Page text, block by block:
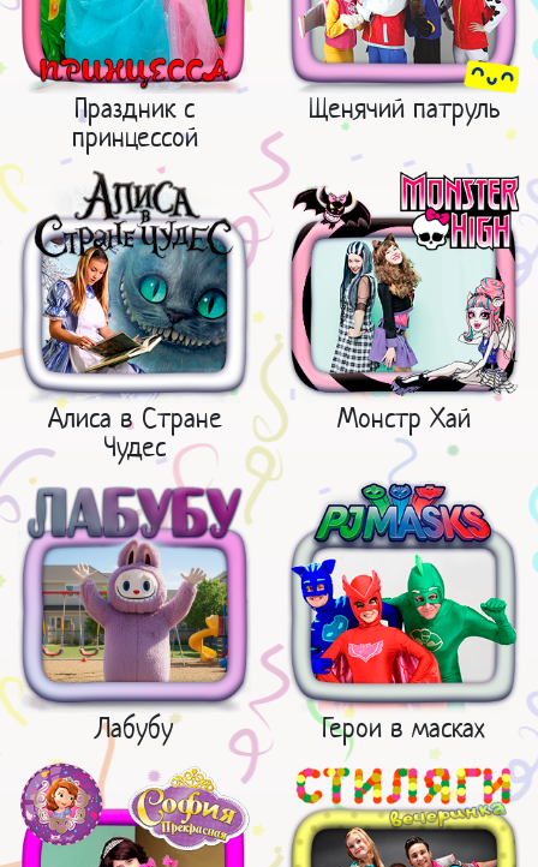
Праздник с
принцессой
Щенячий патруль
Алиса в Стране
Чудес
Монстр Хай
Лабубу Герои в масках